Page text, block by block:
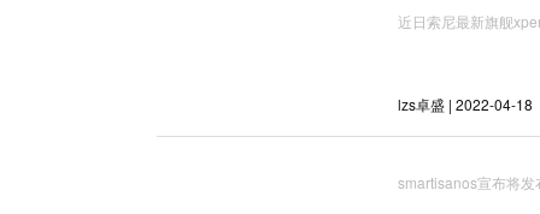
近日索尼最新旗舰
lzs卓盛 | 2022-04-18
smartisanos宣布将发